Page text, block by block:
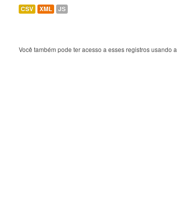
CSV XML JS
Você também pode ter acesso a esses registros usando a